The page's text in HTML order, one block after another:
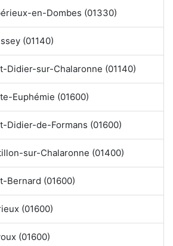
en-Dombes (01330)
(01140)
Didier-sur-Chalaronne (01140)
Euphémie (01600)
Didier-de-Formans (01600)
sur-Chalaronne (01400)
Bernard (01600)
(01600)
(01600)